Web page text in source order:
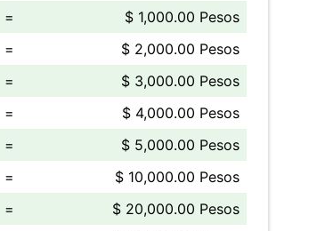
=
$ 1,000.00 Pesos
=
$ 2,000.00 Pesos
=
$ 3,000.00 Pesos
=
$ 4,000.00 Pesos
=
$ 5,000.00 Pesos
=
$ 10,000.00 Pesos
=
$ 20,000.00 Pesos